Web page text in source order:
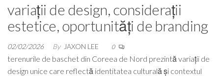
variații de design, considerații
estetice, oportunități de branding
02/02/2026 By JAXON LEE 0
terenurile de baschet din Coreea de Nord prezintă variații de
design unice care reflectă identitatea culturală și contextul